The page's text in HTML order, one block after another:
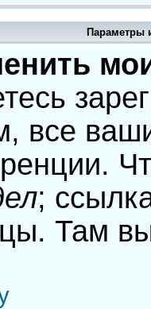
Параметры
все
;
Там